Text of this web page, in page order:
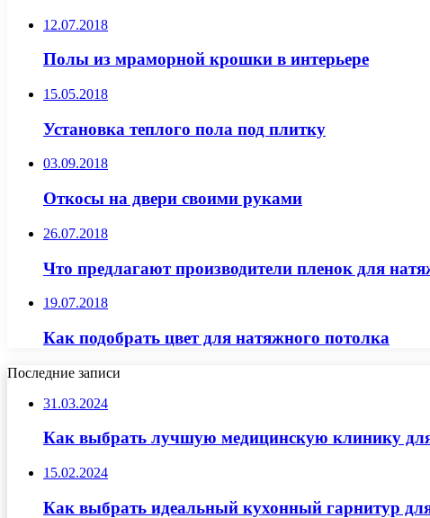
12.07.2018
Полы из мраморной крошки в интерьере
15.05.2018
Установка теплого пола под плитку
03.09.2018
Откосы на двери своими руками
26.07.2018
Что предлагают производители пленок для
19.07.2018
Как подобрать цвет для натяжного потолка
Последние записи
31.03.2024
Как выбрать лучшую медицинскую клинику для
15.02.2024
Как выбрать идеальный кухонный гарнитур